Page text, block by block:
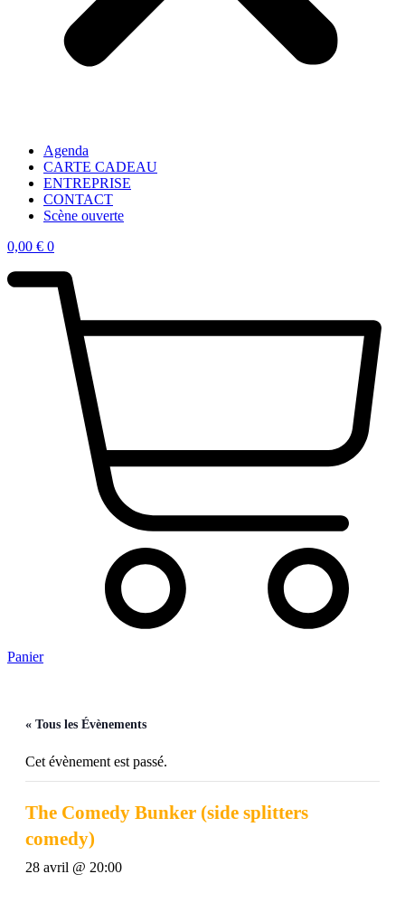
Agenda
CARTE CADEAU
ENTREPRISE
CONTACT
Scène ouverte
0,00 € 0
Panier
« Tous les Évènements
Cet évènement est passé.
The Comedy Bunker (side splitters
comedy)
28 avril @ 20:00